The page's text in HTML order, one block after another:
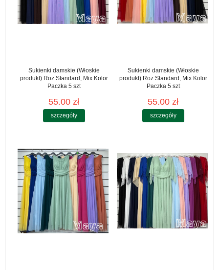
Sukienki damskie (Włoskie
produkt) Roz Standard, Mix Kolor
Paczka 5 szt
55.00 zł
szczegóły
Sukienki damskie (Włoskie
produkt) Roz Standard, Mix Kolor
Paczka 5 szt
55.00 zł
szczegóły